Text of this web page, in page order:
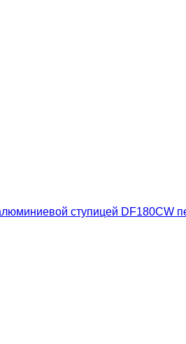
ступицей DF180CW